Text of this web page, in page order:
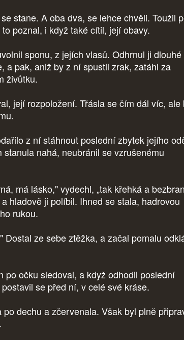
stane. A oba dva, se lehce chvěli. Toužil
poznal, i když také cítil, její obavy.
sponu, z jejích vlasů. Odhrnul ji dlouhé
a pak, aniž by z ní spustil zrak, zatáhl za
živůtku.
její rozpoložení. Třásla se čím dál víc, ale
z ní stáhnout poslední zbytek jejího
stanula nahá, neubránil se vzrušenému
má lásko," vydechl, „tak křehká a
hladově ji políbil. Ihned se stala, hadrovou
rukou.
Dostal ze sebe ztěžka, a začal pomalu
po očku sledoval, a když odhodil poslední
se před ní, v celé své kráse.
dechu a zčervenala. Však byl plně